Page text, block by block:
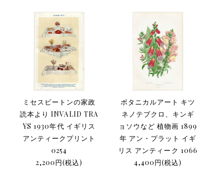
ミセスビートンの家政
読本より INVALID TRA
YS 1930年代 イギリス
アンティークプリント
0254
2,200円(税込)
ボタニカルアート キツ
ネノテブクロ、キンギ
ョソウなど 植物画 1899
年 アン・プラット イギ
リス アンティーク 1066
4,400円(税込)